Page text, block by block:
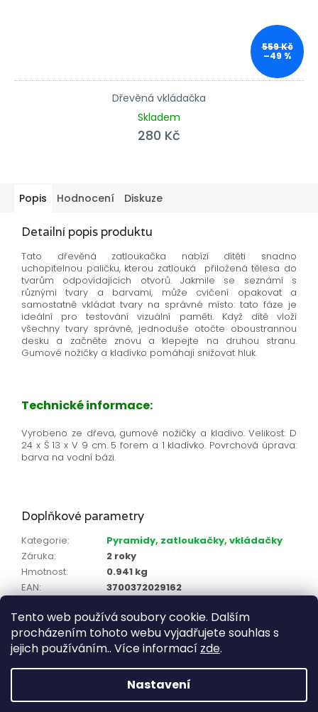
Tento web používá soubory cookie. Dalším
procházením tohoto webu vyjadřujete souhlas s
jejich používáním.. Více informací zde.
Nastavení
559 Kč
–49 %
Dřevěná vkládačka
Skladem
280 Kč
Popis Hodnocení Diskuze
Detailní popis produktu
Tato dřevěná zatloukačka nabízí dítěti snadno
uchopitelnou paličku, kterou zatlouká přiložená tělesa do
tvarům odpovídajících otvorů. Jakmile se seznámí s
různými tvary a barvami, může cvičení opakovat a
samostatně vkládat tvary na správné místo: tato fáze je
ideální pro testování vizuální paměti. Když dítě vloží
všechny tvary správně, jednoduše otočte oboustrannou
desku a začněte znovu a klepejte na druhou stranu.
Gumové nožičky a kladívko pomáhají snižovat hluk.
Technické informace:
Vyrobeno ze dřeva, gumové nožičky a kladivo. Velikost: D
24 x Š 13 x V 9 cm. 5 forem a 1 kladívko. Povrchová úprava:
barva na vodní bázi.
Doplňkové parametry
Kategorie:
Pyramidy, zatloukačky, vkládačky
Záruka:
2 roky
Hmotnost:
0.941 kg
EAN:
3700372029162
Pro koho:
Děvčata, Chlapci, Děvčata a chlapci
Doporučený věk: 12 měsíců - 3 roky
Zápatí
Vytvořil Shoptet